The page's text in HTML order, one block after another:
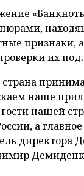
признаки,
их
наше
нашей
а
директора